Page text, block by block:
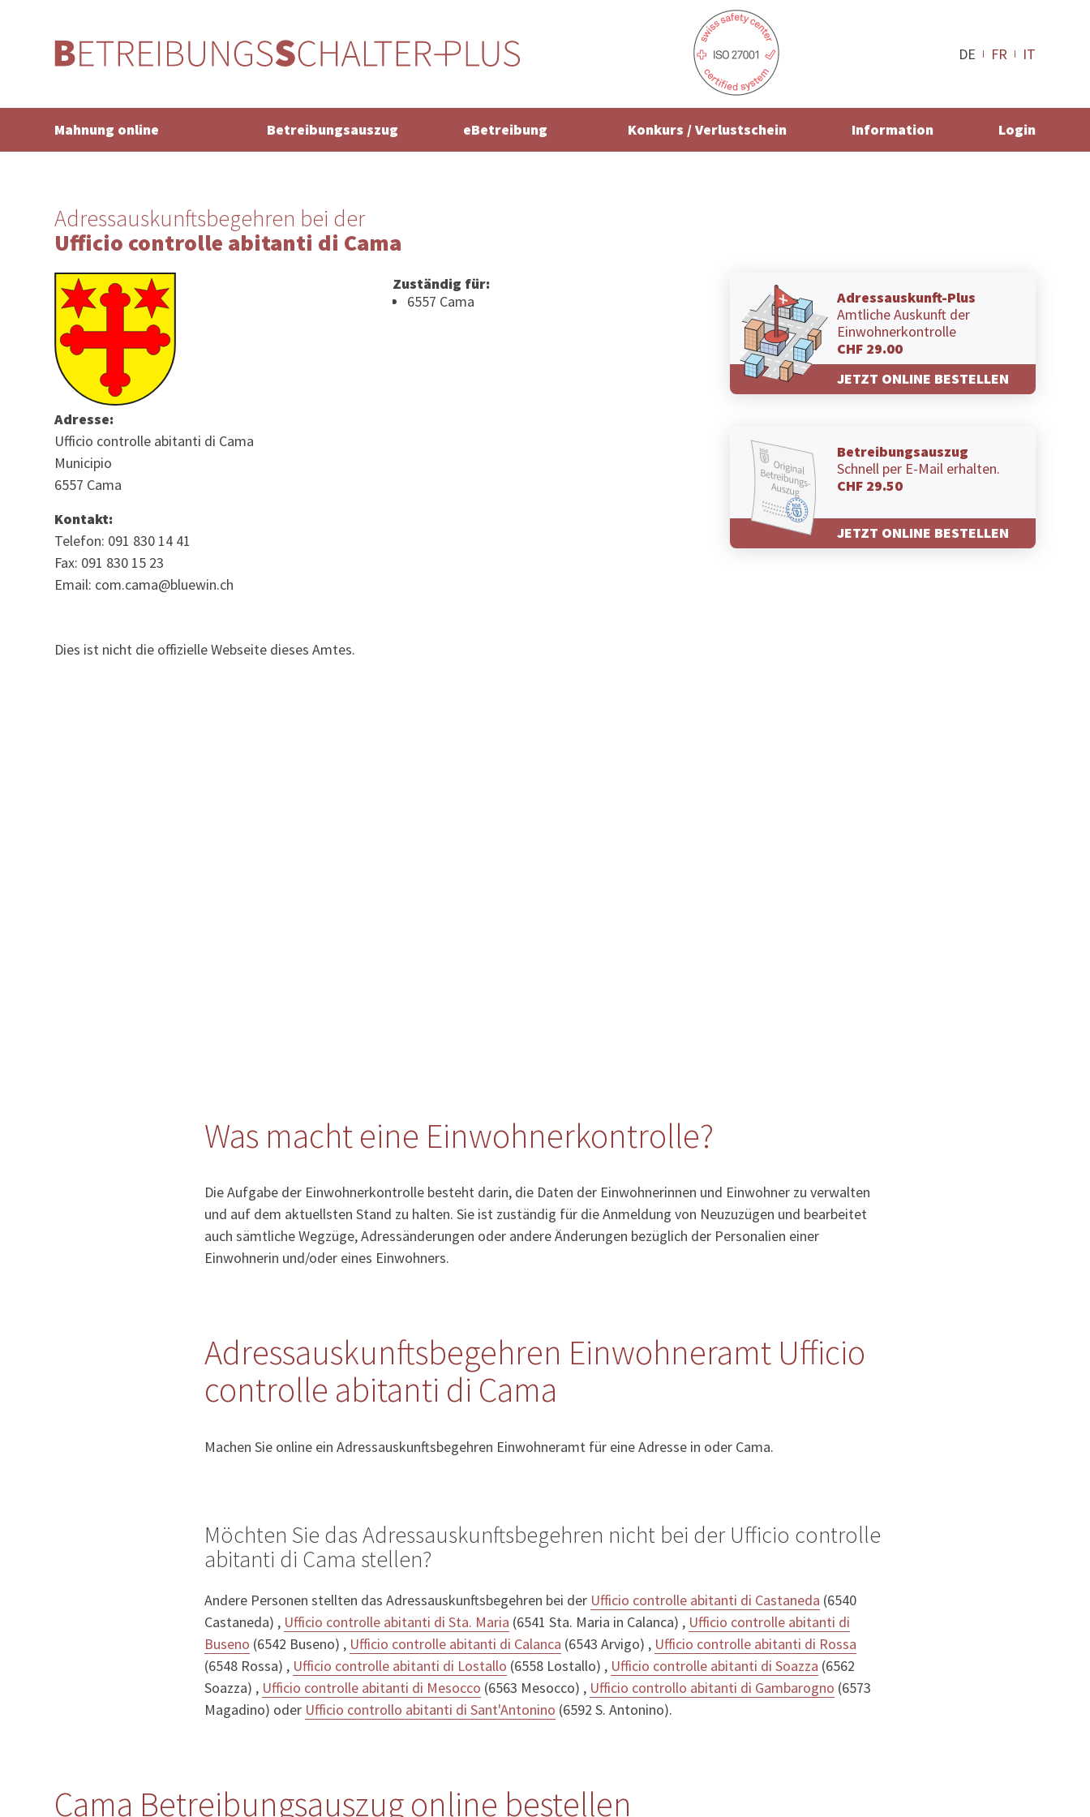
DE FR IT
Mahnung online Betreibungsauszug eBetreibung Konkurs / Verlustschein Information Login
Adressauskunftsbegehren bei der
Ufficio controlle abitanti di Cama
Adresse:
Ufficio controlle abitanti di Cama
Municipio
6557 Cama
Kontakt:
Telefon: 091 830 14 41
Fax: 091 830 15 23
Email: com.cama@bluewin.ch
Zuständig für:
6557 Cama
Adressauskunft-Plus
Amtliche Auskunft der
Einwohnerkontrolle
CHF 29.00
JETZT ONLINE BESTELLEN
Betreibungsauszug
Schnell per E-Mail erhalten.
CHF 29.50
JETZT ONLINE BESTELLEN
Dies ist nicht die offizielle Webseite dieses Amtes.
Was macht eine Einwohnerkontrolle?
Die Aufgabe der Einwohnerkontrolle besteht darin, die Daten der Einwohnerinnen und Einwohner zu verwalten
und auf dem aktuellsten Stand zu halten. Sie ist zuständig für die Anmeldung von Neuzuzügen und bearbeitet
auch sämtliche Wegzüge, Adressänderungen oder andere Änderungen bezüglich der Personalien einer
Einwohnerin und/oder eines Einwohners.
Adressauskunftsbegehren Einwohneramt Ufficio
controlle abitanti di Cama
Machen Sie online ein Adressauskunftsbegehren Einwohneramt für eine Adresse in oder Cama.
Möchten Sie das Adressauskunftsbegehren nicht bei der Ufficio controlle
abitanti di Cama stellen?
Andere Personen stellten das Adressauskunftsbegehren bei der Ufficio controlle abitanti di Castaneda (6540
Castaneda) , Ufficio controlle abitanti di Sta. Maria (6541 Sta. Maria in Calanca) , Ufficio controlle abitanti di
Buseno (6542 Buseno) , Ufficio controlle abitanti di Calanca (6543 Arvigo) , Ufficio controlle abitanti di Rossa
(6548 Rossa) , Ufficio controlle abitanti di Lostallo (6558 Lostallo) , Ufficio controlle abitanti di Soazza (6562
Soazza) , Ufficio controlle abitanti di Mesocco (6563 Mesocco) , Ufficio controllo abitanti di Gambarogno (6573
Magadino) oder Ufficio controllo abitanti di Sant'Antonino (6592 S. Antonino).
Cama Betreibungsauszug online bestellen